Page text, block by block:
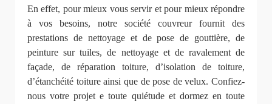
En effet, pour mieux vous servir et pour mieux répondre
à vos besoins, notre société couvreur fournit des
prestations de nettoyage et de pose de gouttière, de
peinture sur tuiles, de nettoyage et de ravalement de
façade, de réparation toiture, d’isolation de toiture,
d’étanchéité toiture ainsi que de pose de velux. Confiez-
nous votre projet e toute quiétude et dormez en toute